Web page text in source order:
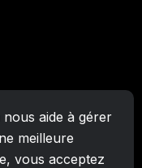
nous aide à gérer
meilleure
vous acceptez